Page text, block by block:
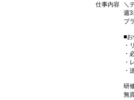
仕事内容
＼
週3
プ
■
・
・
・
・
研
無